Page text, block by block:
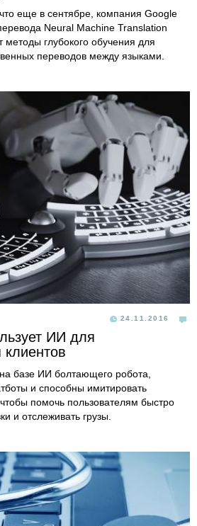
еще в сентябре, компания Google
Neural Machine Translation
глубокого обучения для
переводов между языками.
24.11.2016
ИИ для
базе ИИ болтающего робота,
и способны имитировать
помочь пользователям быстро
и отслеживать грузы.